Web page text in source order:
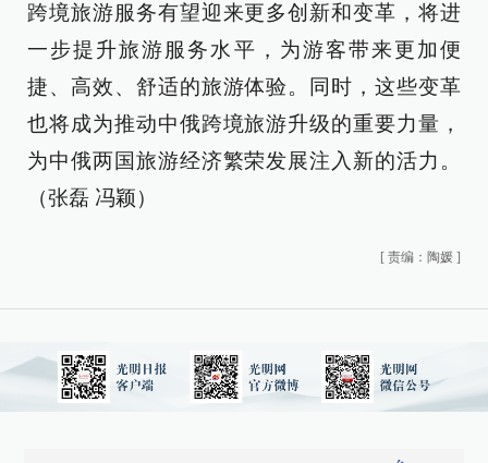
跨境旅游服务有望迎来更多创新和变革，将进
一步提升旅游服务水平，为游客带来更加便
捷、高效、舒适的旅游体验。同时，这些变革
也将成为推动中俄跨境旅游升级的重要力量，
为中俄两国旅游经济繁荣发展注入新的活力。
（张磊 冯颖）
[ 责编：陶媛 ]